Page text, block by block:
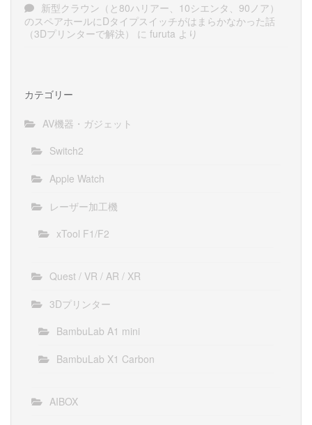
新型クラウン（と80ハリアー、10シエンタ、90ノア）
のスペアホールにDタイプスイッチがはまらかなかった話
（3Dプリンターで解決）
に furuta より
カテゴリー
AV機器・ガジェット
Switch2
Apple Watch
レーザー加工機
xTool F1/F2
Quest / VR / AR / XR
3Dプリンター
BambuLab A1 mini
BambuLab X1 Carbon
AIBOX